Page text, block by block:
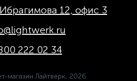
12, офис 3
222 02 34
магазин Лайтверк, 2026